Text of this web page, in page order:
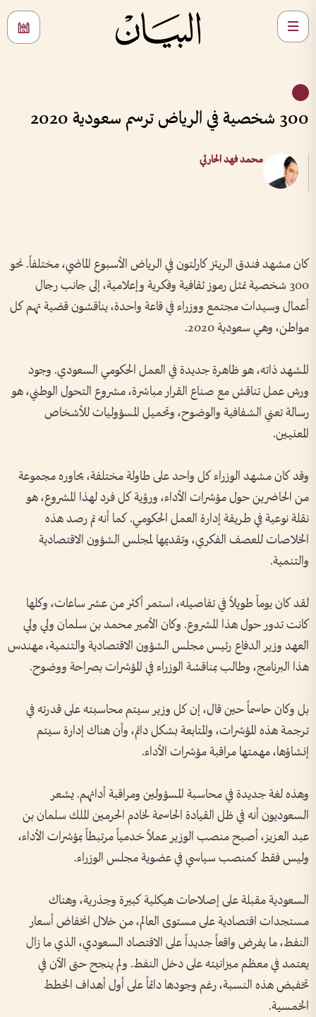
300 شخصية في الرياض ترسم سعودية 2020
محمد فهد الحارثي
كان مشهد فندق الريتز كارلتون في الرياض الأسبوع الماضي، مختلفاً‫.‬ نحو
300 شخصية تمثل رموز ثقافية وفكرية وإعلامية، إلى جانب رجال
أعمال وسيدات مجتمع ووزراء في قاعة واحدة، يناقشون قضية تهم كل
مواطن، وهي سعودية 2020.
المشهد ذاته، هو ظاهرة جديدة في العمل الحكومي السعودي‫.‬ وجود
ورش عمل تناقش مع صناع القرار مباشرة، مشروع التحول الوطني، هو
رسالة تعني الشفافية والوضوح، وتحميل المسؤوليات للأشخاص
المعنيين.
وقد كان مشهد الوزراء كل واحد على طاولة مختلفة، يحاوره مجموعة
من الحاضرين حول مؤشرات الأداء، ورؤية كل فرد لهذا المشروع، هو
نقلة نوعية في طريقة إدارة العمل الحكومي‫.‬ كما أنه تم رصد هذه
الخلاصات للعصف الفكري، وتقديمها لمجلس الشؤون الاقتصادية
والتنمية‫.‬
لقد كان يوماً طويلاً في تفاصيله، استمر أكثر من عشر ساعات، وكلها
كانت تدور حول هذا المشروع‫.‬ وكان الأمير محمد بن سلمان ولي ولي
العهد وزير الدفاع رئيس مجلس الشؤون الاقتصادية والتنمية‫، مهندس
هذا البرنامج، وطالب بمناقشة الوزراء في المؤشرات بصراحة ووضوح‫.‬
بل وكان حاسماً حين قال، إن كل وزير سيتم محاسبته على قدرته في
ترجمة هذه المؤشرات، والمتابعة بشكل دائم، وأن هناك إدارة سيتم
إنشاؤها، مهمتها مراقبة مؤشرات الأداء‫.‬
وهذه لغة جديدة في محاسبة المسؤولين ومراقبة أدائهم.‬ يشعر
السعوديون أنه في ظل القيادة الحاسمة لخادم الحرمين الملك سلمان بن
عبد العزيز، أصبح منصب الوزير عملاً خدمياً مرتبطاً بمؤشرات الأداء،
وليس فقط كمنصب سياسي في عضوية مجلس الوزراء‫.‬
السعودية مقبلة على إصلاحات هيكلية كبيرة وجذرية‫، وهناك
مستجدات اقتصادية على مستوى العالم، من خلال انخفاض أسعار
النفط، ما يفرض واقعاً جديداً على الاقتصاد السعودي، الذي ما زال
يعتمد في معظم ميزانيته على دخل النفط‫.‬ ولم ينجح حتى الآن في
تخفيض هذه النسبة، رغم وجودها دائماً على أول أهداف الخطط
الخمسية‫.‬